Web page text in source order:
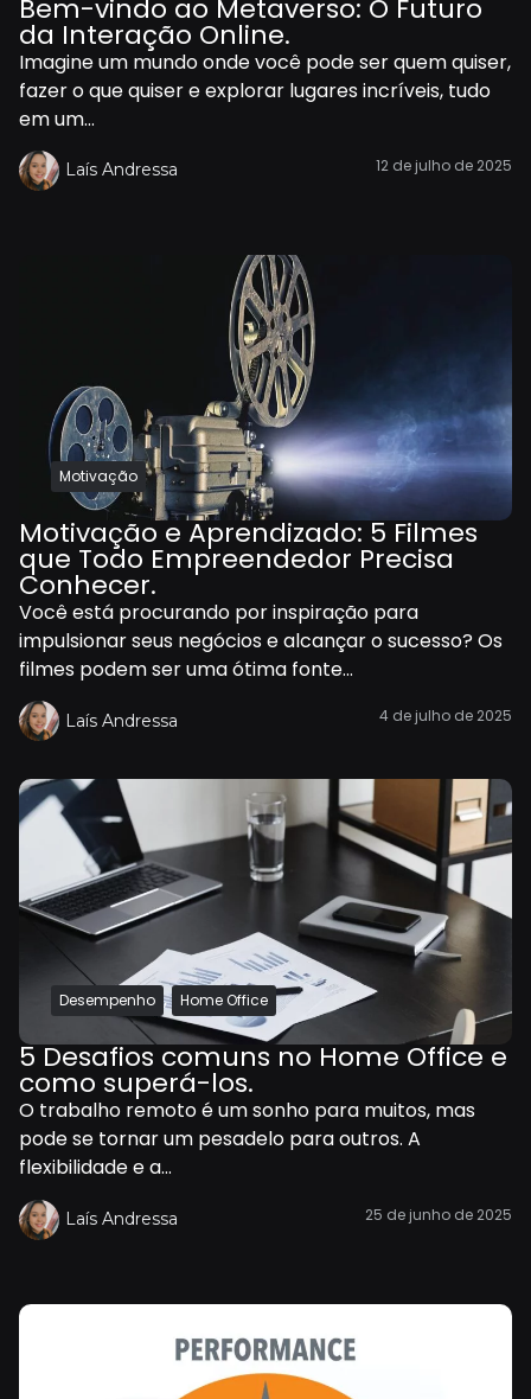
Bem-vindo ao Metaverso: O Futuro
da Interação Online.
Imagine um mundo onde você pode ser quem quiser,
fazer o que quiser e explorar lugares incríveis, tudo
em um...
Laís Andressa 12 de julho de 2025
Motivação
Motivação e Aprendizado: 5 Filmes
que Todo Empreendedor Precisa
Conhecer.
Você está procurando por inspiração para
impulsionar seus negócios e alcançar o sucesso? Os
filmes podem ser uma ótima fonte...
Laís Andressa 4 de julho de 2025
Desempenho , Home Office
5 Desafios comuns no Home Office e
como superá-los.
O trabalho remoto é um sonho para muitos, mas
pode se tornar um pesadelo para outros. A
flexibilidade e a...
Laís Andressa 25 de junho de 2025